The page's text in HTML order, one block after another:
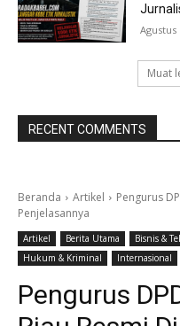
Agustus
Muat
RECENT COMMENTS